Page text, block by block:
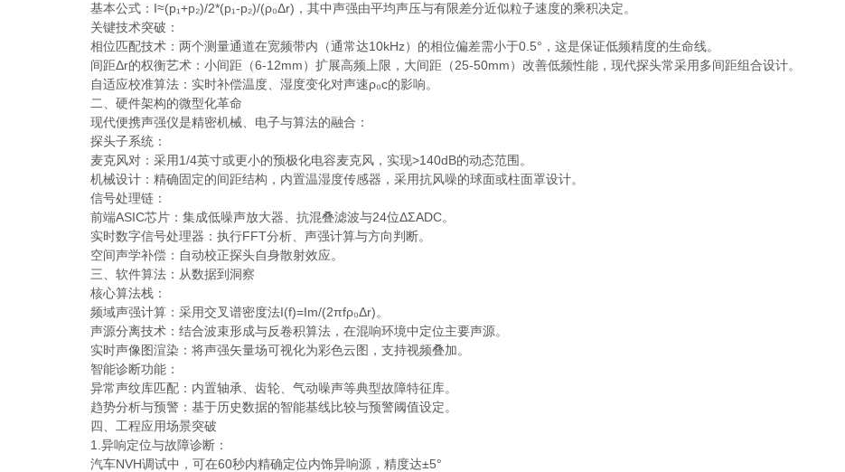
基本公式：I≈(p₁+p₂)/2*(p₁-p₂)/(ρ₀Δr)，其中声强由平均声压与有限差分近似粒子速度的乘积决定。
关键技术突破：
相位匹配技术：两个测量通道在宽频带内（通常达10kHz）的相位偏差需小于0.5°，这是保证低频精度的生命线。
间距Δr的权衡艺术：小间距（6-12mm）扩展高频上限，大间距（25-50mm）改善低频性能，现代探头常采用多间距组合设计。
自适应校准算法：实时补偿温度、湿度变化对声速ρ₀c的影响。
二、硬件架构的微型化革命
现代便携声强仪是精密机械、电子与算法的融合：
探头子系统：
麦克风对：采用1/4英寸或更小的预极化电容麦克风，实现>140dB的动态范围。
机械设计：精确固定的间距结构，内置温湿度传感器，采用抗风噪的球面或柱面罩设计。
信号处理链：
前端ASIC芯片：集成低噪声放大器、抗混叠滤波与24位ΔΣADC。
实时数字信号处理器：执行FFT分析、声强计算与方向判断。
空间声学补偿：自动校正探头自身散射效应。
三、软件算法：从数据到洞察
核心算法栈：
频域声强计算：采用交叉谱密度法I(f)=Im/(2πfρ₀Δr)。
声源分离技术：结合波束形成与反卷积算法，在混响环境中定位主要声源。
实时声像图渲染：将声强矢量场可视化为彩色云图，支持视频叠加。
智能诊断功能：
异常声纹库匹配：内置轴承、齿轮、气动噪声等典型故障特征库。
趋势分析与预警：基于历史数据的智能基线比较与预警阈值设定。
四、工程应用场景突破
1.异响定位与故障诊断：
汽车NVH调试中，可在60秒内精确定位内饰异响源，精度达±5°